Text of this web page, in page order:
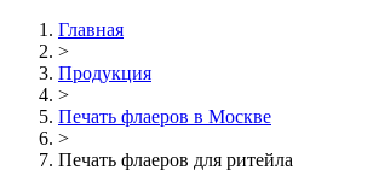
Главная
>
Продукция
>
Печать флаеров в Москве
>
Печать флаеров для ритейла